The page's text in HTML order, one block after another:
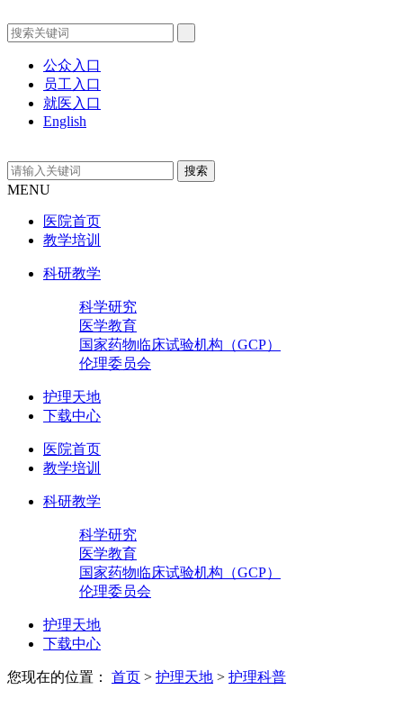
公众入口
员工入口
就医入口
English
MENU
医院首页
教学培训
科研教学
科学研究
医学教育
国家药物临床试验机构（GCP）
伦理委员会
护理天地
下载中心
医院首页
教学培训
科研教学
科学研究
医学教育
国家药物临床试验机构（GCP）
伦理委员会
护理天地
下载中心
您现在的位置： 首页 > 护理天地 > 护理科普